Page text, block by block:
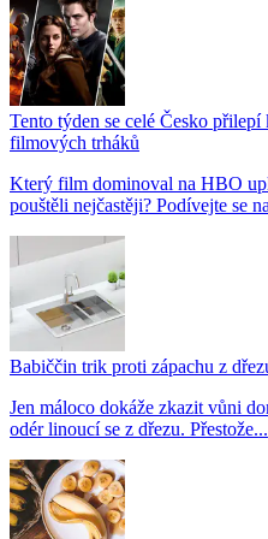
Tento týden se celé Česko
filmových trháků
Který film dominoval na HBO
pouštěli nejčastěji? Podívejte se
Babiččin trik proti zápachu z
Jen máloco dokáže zkazit vůni
odér linoucí se z dřezu. Přestože...